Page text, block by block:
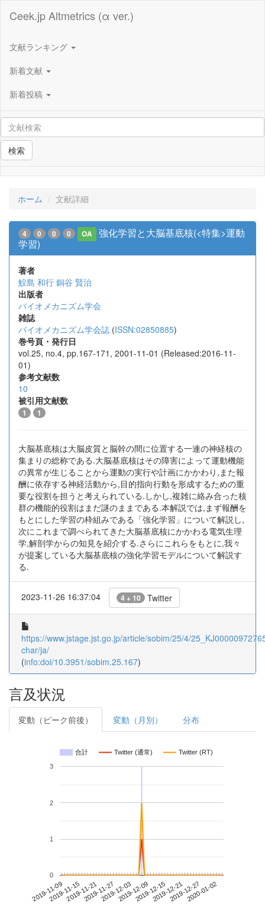
Ceek.jp Altmetrics (α ver.)
文献ランキング
新着文献
新着投稿
検索
ホーム 文献詳細
4 0 0 0 OA
強化学習と大脳基底核(<特集>運動
学習)
著者
鮫島 和行 銅谷 賢治
出版者
バイオメカニズム学会
雑誌
バイオメカニズム学会誌 (ISSN:02850885)
巻号頁・発行日
vol.25, no.4, pp.167-171, 2001-11-01 (Released:2016-11-
01)
参考文献数
10
被引用文献数
1 1
大脳基底核は大脳皮質と脳幹の間に位置する一連の神経核の
集まりの総称である.大脳基底核はその障害によって運動機能
の異常が生じることから運動の実行や計画にかかわり,また報
酬に依存する神経活動から,目的指向行動を形成するための重
要な役割を担うと考えられている.しかし,複雑に絡み合った核
群の機能的役割はまだ謎のままである.本解説では,まず報酬を
もとにした学習の枠組みである「強化学習」について解説し,
次にこれまで調べられてきた大脳基底核にかかわる電気生理
学,解剖学からの知見を紹介する.さらにこれらをもとに,我々
が提案している大脳基底核の強化学習モデルについて解説す
る.
2023-11-26 16:37:04 4 + 10 Twitter
https://www.jstage.jst.go.jp/article/sobim/25/4/
char/ja/
(info:doi/10.3951/sobim.25.167)
言及状況
変動（ピーク前後） 変動（月別） 分布
合計 Twitter (通常) Twitter (RT)
2019-11-092019-11-152019-11-212019-11-272019-12-032019-12-092019-12-152019-12-212019-12-272020-01-02
0
1
2
3